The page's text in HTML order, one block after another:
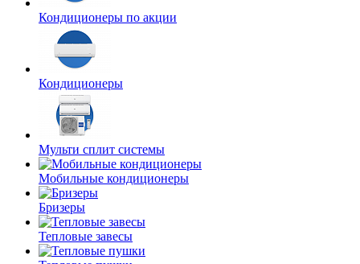
Кондиционеры по акции
Кондиционеры
Мульти сплит системы
Мобильные кондиционеры
Бризеры
Тепловые завесы